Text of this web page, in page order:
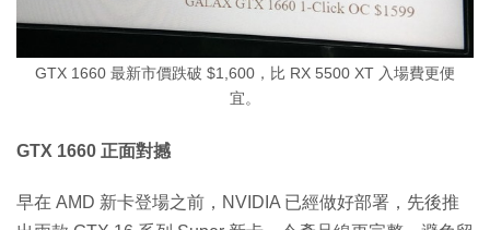
GTX 1660 最新市價跌破 $1,600，比 RX 5500 XT 入場費更便
宜。
GTX 1660 正面對撼
早在 AMD 新卡登場之前，NVIDIA 已經做好部署，先後推